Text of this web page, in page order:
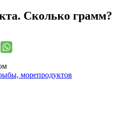
Сколько грамм?
морепродуктов